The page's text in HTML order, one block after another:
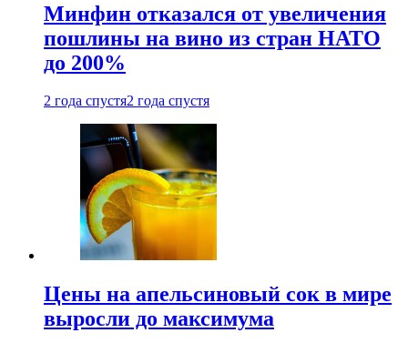
Минфин отказался от увеличения
пошлины на вино из стран НАТО
до 200%
2 года спустя2 года спустя
Цены на апельсиновый сок в мире
выросли до максимума